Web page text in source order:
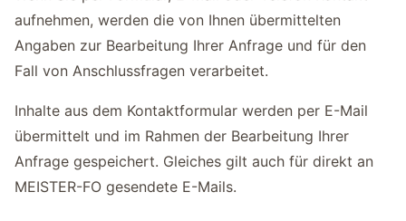
aufnehmen, werden die von Ihnen übermittelten
Angaben zur Bearbeitung Ihrer Anfrage und für den
Fall von Anschlussfragen verarbeitet.
Inhalte aus dem Kontaktformular werden per E-Mail
übermittelt und im Rahmen der Bearbeitung Ihrer
Anfrage gespeichert. Gleiches gilt auch für direkt an
MEISTER-FO gesendete E-Mails.